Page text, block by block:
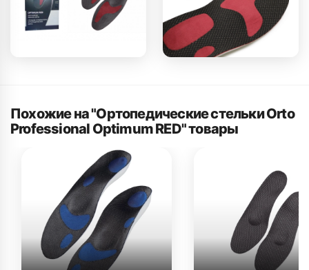
Похожие на "Ортопедические стельки Orto
Professional Optimum RED" товары